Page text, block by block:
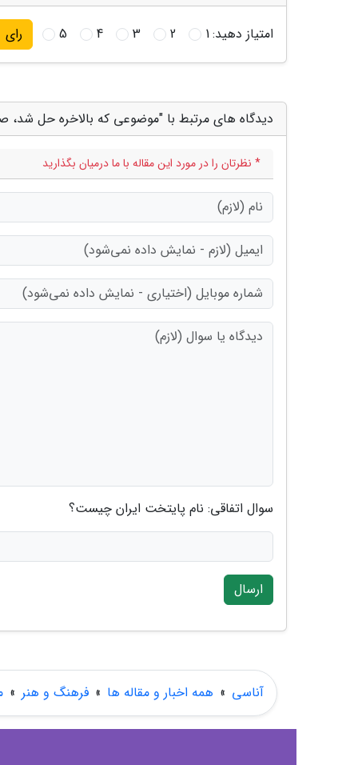
امتیاز دهید:1
2
3
4
5 رای
دیدگاه های مرتبط با "موضوعی که بالاخره حل
* نظرتان را در مورد این مقاله با ما درمیان بگذارید
سوال اتفاقی: نام پایتخت ایران چیست؟
ارسال
آناسی » همه اخبار و مقاله ها » فرهنگ و هنر »